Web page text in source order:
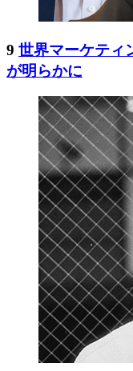
9 世界マーケティ
が明らかに